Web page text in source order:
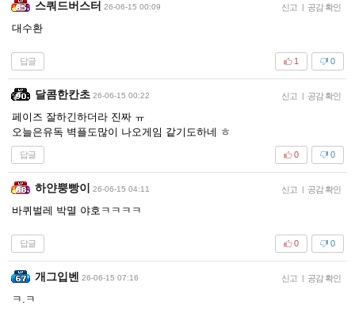
스쿼드버스터 26-06-15 00:09 신고 | 공감 확인
대수환
답글 0
1
달콤한칸초 26-06-15 00:22 신고 | 공감 확인
페이즈 잘하긴하더라 진짜 ㅠ
오늘은유독 벽플도많이 나오게임 같기도하네 ㅎ
답글 0
0
하얀뿡빵이 26-06-15 04:11 신고 | 공감 확인
바퀴벌레 박멸 야호ㅋㅋㅋㅋ
답글 0
0
개그입벤 26-06-15 07:16 신고 | 공감 확인
ㅋ.ㅋ